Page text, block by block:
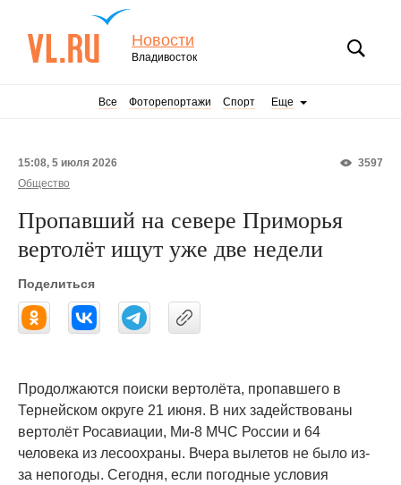
Новости
Владивосток
Все Фоторепортажи Спорт Еще
3597
15:08, 5 июля 2026
Общество
Пропавший на севере Приморья
вертолёт ищут уже две недели
Поделиться
Продолжаются поиски вертолёта, пропавшего в
Тернейском округе 21 июня. В них задействованы
вертолёт Росавиации, Ми-8 МЧС России и 64
человека из лесоохраны. Вчера вылетов не было из-
за непогоды. Сегодня, если погодные условия